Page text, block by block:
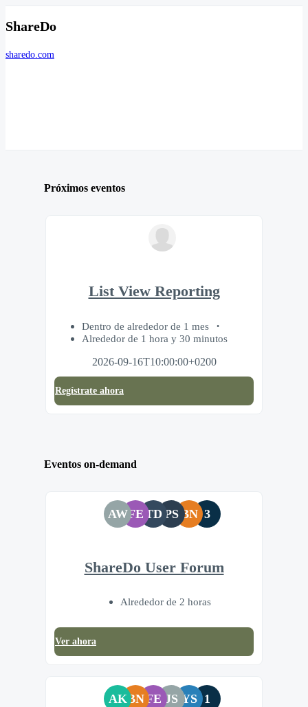
ShareDo
sharedo.com
Próximos eventos
List View Reporting
Dentro de alrededor de 1 mes
Alrededor de 1 hora y 30 minutos
2026-09-16T10:00:00+0200
Regístrate ahora
Eventos on-demand
AWFE TD PS BN 3
ShareDo User Forum
Alrededor de 2 horas
Ver ahora
AKBN FE JS YS 1